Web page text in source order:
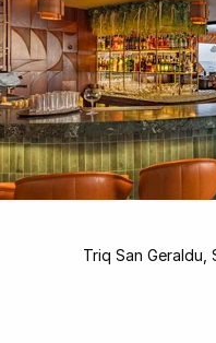
Triq San Geraldu,